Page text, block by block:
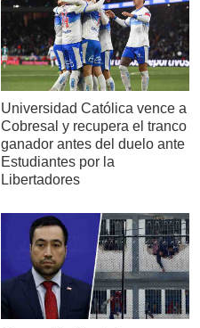
Universidad Católica vence a
Cobresal y recupera el tranco
ganador antes del duelo ante
Estudiantes por la
Libertadores